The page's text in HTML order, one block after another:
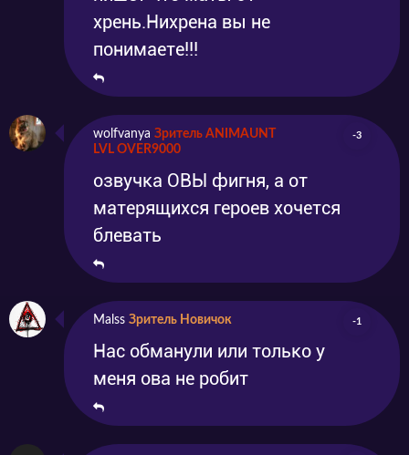
хрень.Нихрена вы не
понимаете!!!
wolfvanya Зритель ANIMAUNT
LVL OVER9000
-3
озвучка ОВЫ фигня, а от
матерящихся героев хочется
блевать
Malss Зритель Новичок -1
Нас обманули или только у
меня ова не робит